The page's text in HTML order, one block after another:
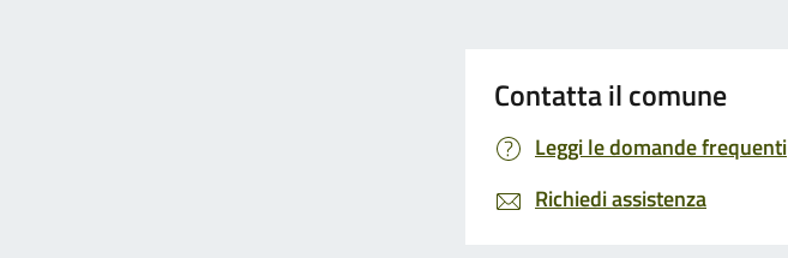
Contatta il comune
Leggi le domande frequenti
Richiedi assistenza